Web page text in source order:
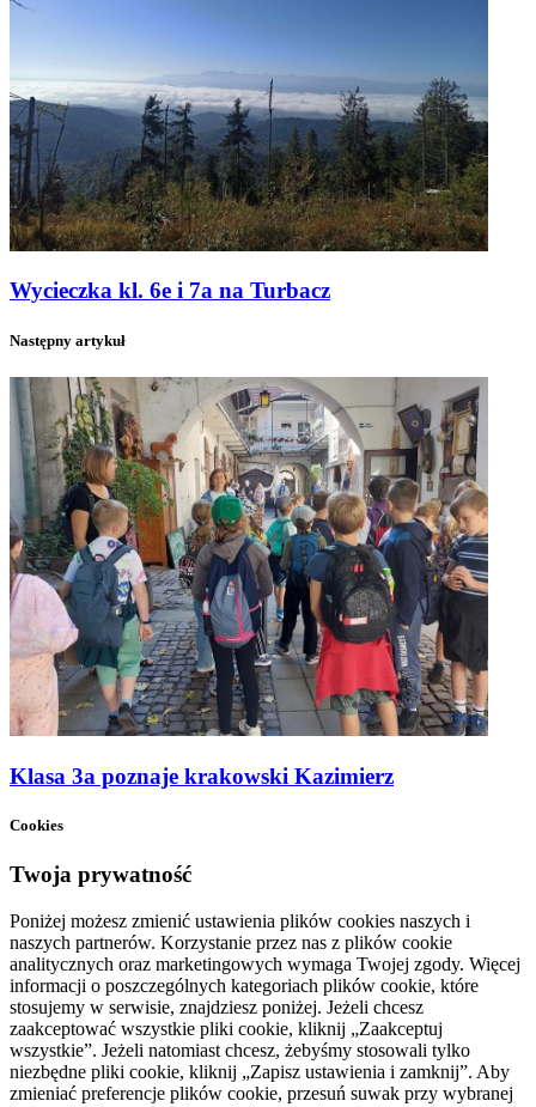
Wycieczka kl. 6e i 7a na Turbacz
Następny artykuł
Klasa 3a poznaje krakowski Kazimierz
Cookies
Twoja prywatność
Poniżej możesz zmienić ustawienia plików cookies naszych i
naszych partnerów. Korzystanie przez nas z plików cookie
analitycznych oraz marketingowych wymaga Twojej zgody. Więcej
informacji o poszczególnych kategoriach plików cookie, które
stosujemy w serwisie, znajdziesz poniżej. Jeżeli chcesz
zaakceptować wszystkie pliki cookie, kliknij „Zaakceptuj
wszystkie”. Jeżeli natomiast chcesz, żebyśmy stosowali tylko
niezbędne pliki cookie, kliknij „Zapisz ustawienia i zamknij”. Aby
zmieniać preferencje plików cookie, przesuń suwak przy wybranej